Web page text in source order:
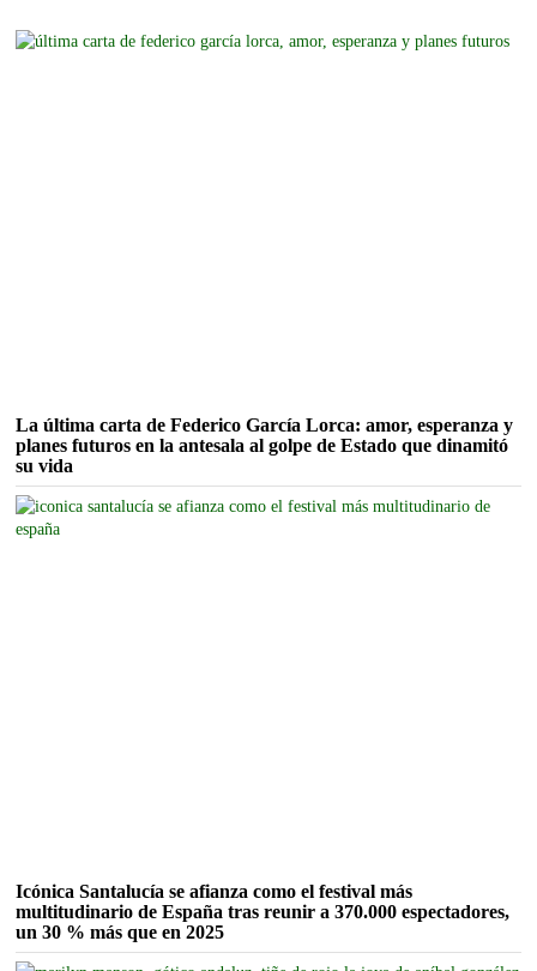
La última carta de Federico García Lorca: amor, esperanza y
planes futuros en la antesala al golpe de Estado que dinamitó
su vida
Icónica Santalucía se afianza como el festival más
multitudinario de España tras reunir a 370.000 espectadores,
un 30 % más que en 2025